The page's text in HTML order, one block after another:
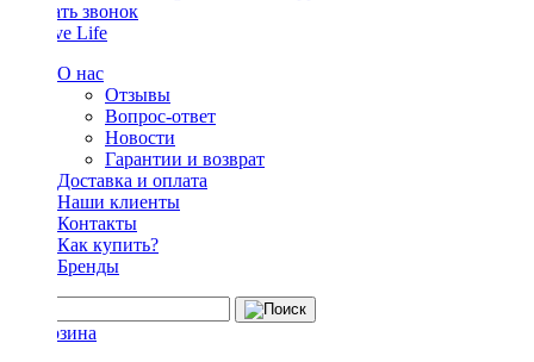
Заказать звонок
О нас
Отзывы
Вопрос-ответ
Новости
Гарантии и возврат
Доставка и оплата
Наши клиенты
Контакты
Как купить?
Бренды